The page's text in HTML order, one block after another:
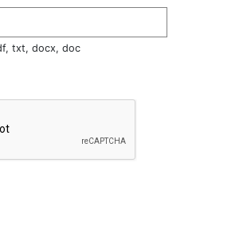
txt, docx, doc